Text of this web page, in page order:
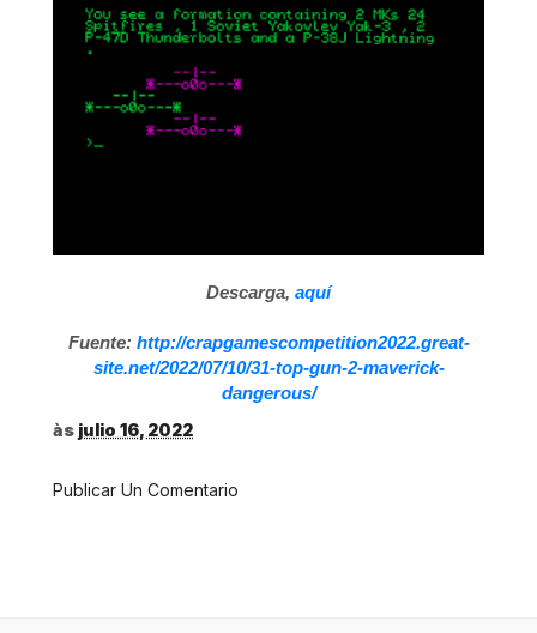
Descarga, aquí
Fuente: http://crapgamescompetition2022.great-
site.net/2022/07/10/31-top-gun-2-maverick-
dangerous/
às julio 16, 2022
Publicar Un Comentario